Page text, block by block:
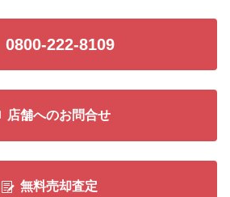
0800-222-8109
店舗へのお問合せ
無料売却査定